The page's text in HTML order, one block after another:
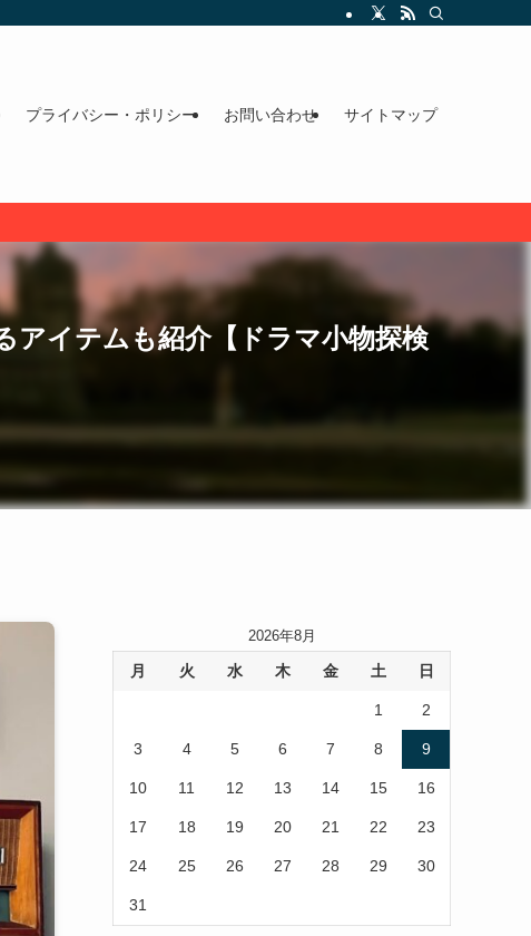
プライバシー・ポリシー お問い合わせ サイトマップ
アイテムも紹介【ドラマ小物探検
2026年8月
月 火 水 木 金 土 日
1 2
3 4 5 6 7 8 9
10 11 12 13 14 15 16
17 18 19 20 21 22 23
24 25 26 27 28 29 30
31